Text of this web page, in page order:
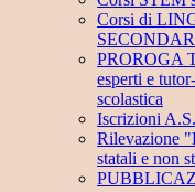
Corsi di
PROROGA
esperti e
scolastica
Iscrizioni
Rilevazione
statali e non